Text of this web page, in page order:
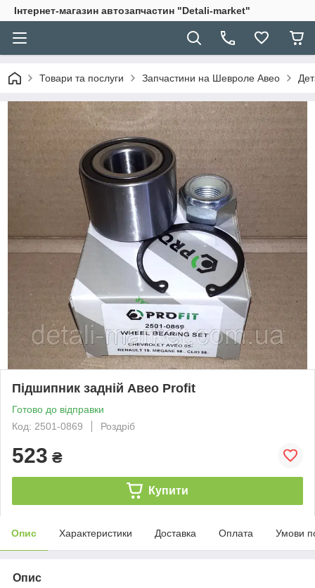
Інтернет-магазин автозапчастин "Detali-market"
Товари та послуги Запчастини на Шевроле Авео
Підшипник задній Авео Profit
Готово до відправки
Код: 2501-0869
Роздріб
523 ₴
Купити
Опис Характеристики Доставка Оплата Умови
Опис